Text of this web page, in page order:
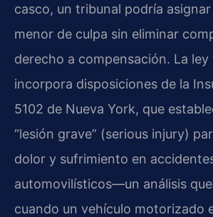
casco, un tribunal podría
menor de culpa sin eliminar
derecho a compensación. La ley
incorpora disposiciones de la
5102 de Nueva York, que
“lesión grave” (serious injury)
dolor y sufrimiento en
automovilísticos—un análisis
cuando un vehículo motorizado